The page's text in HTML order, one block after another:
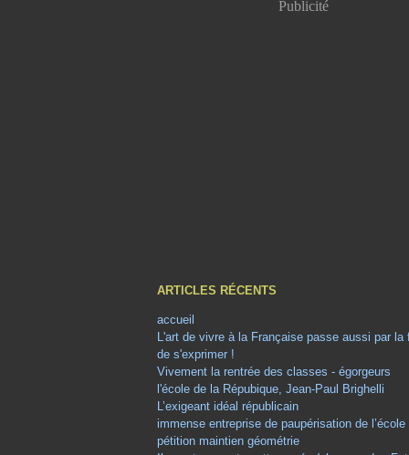
Publicité
ARTICLES RÉCENTS
accueil
L'art de vivre à la Française passe aussi par la
de s'exprimer !
Vivement la rentrée des classes - égorgeurs
l'école de la Répubique, Jean-Paul Brighelli
L’exigeant idéal républicain
immense entreprise de paupérisation de l’école
pétition maintien géométrie